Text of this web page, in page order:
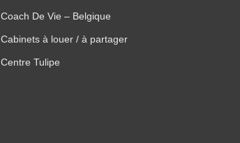
Coach De Vie – Belgique
Cabinets à louer / à partager
Centre Tulipe